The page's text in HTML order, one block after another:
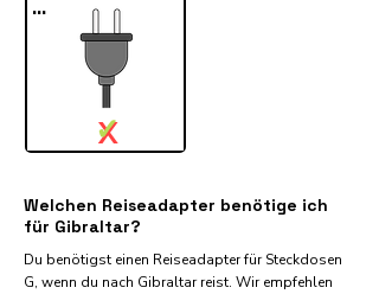
...
X
✓
Welchen Reiseadapter benötige ich
für Gibraltar?
Du benötigst einen Reiseadapter für Steckdosen
G, wenn du nach Gibraltar reist. Wir empfehlen